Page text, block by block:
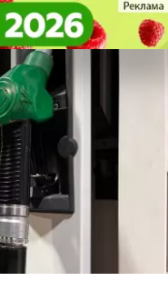
кризиса в
оценили
кризиса в
оценили